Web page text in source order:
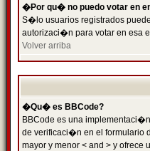
�Por qu� no puedo votar en
S�lo usuarios registrados
autorizaci�n para votar en esa
Volver arriba
�Qu� es BBCode?
BBCode es una
de verificaci�n en el formulario
mayor y menor < and > y